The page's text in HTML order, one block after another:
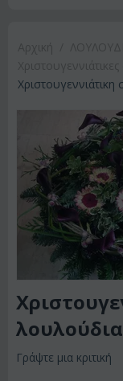
Γράψτε μια κριτική